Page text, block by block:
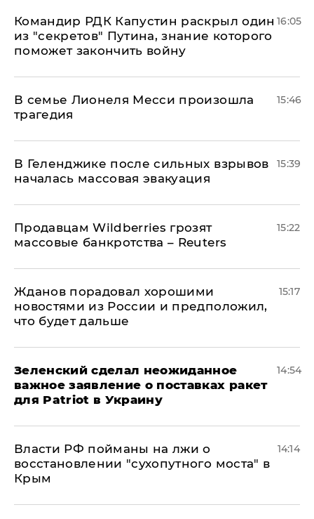
Командир РДК Капустин раскрыл один
из "секретов" Путина, знание которого
поможет закончить войну
16:05
В семье Лионеля Месси произошла
трагедия
15:46
В Геленджике после сильных взрывов
началась массовая эвакуация
15:39
Продавцам Wildberries грозят
массовые банкротства – Reuters
15:22
Жданов порадовал хорошими
новостями из России и предположил,
что будет дальше
15:17
Зеленский сделал неожиданное
важное заявление о поставках ракет
для Patriot в Украину
14:54
Власти РФ пойманы на лжи о
восстановлении "сухопутного моста" в
Крым
14:14